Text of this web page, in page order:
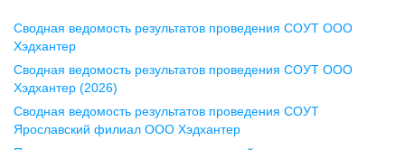
Воронеж
ул. Комиссаржевской, д. 10,
офис 1212
+7 473 280-05-05
pr@vrn.hh.ru
Сводная ведомость результатов проведения СОУТ ООО
Хэдхантер
Сводная ведомость результатов проведения СОУТ ООО
Хэдхантер (2026)
Сводная ведомость результатов проведения СОУТ
Ярославский филиал ООО Хэдхантер